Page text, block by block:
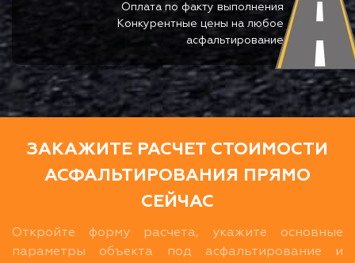
Оплата по факту выполнения
Конкурентные цены на любое
асфальтирование
ЗАКАЖИТЕ РАСЧЕТ СТОИМОСТИ
АСФАЛЬТИРОВАНИЯ ПРЯМО
СЕЙЧАС
Откройте форму расчета, укажите основные
параметры объекта под асфальтирование и